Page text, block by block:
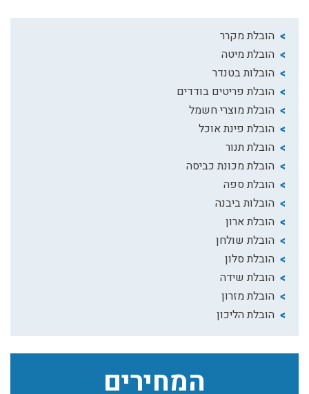
הובלת מקרר
הובלת מיטה
הובלות בטנדר
הובלת פריטים בודדים
הובלת מוצרי חשמל
הובלת פינת אוכל
הובלת תנור
הובלת מכונת כביסה
הובלת ספה
הובלות ביבנה
הובלת ארון
הובלת שולחן
הובלת סלון
הובלת שידה
הובלת מזרון
הובלת הליכון
המחירים